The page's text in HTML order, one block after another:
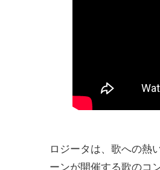
ロジータは、歌への熱
ーンが開催する歌のコ